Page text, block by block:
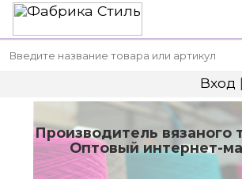
Вход |
Производитель вязаного
Оптовый интернет-